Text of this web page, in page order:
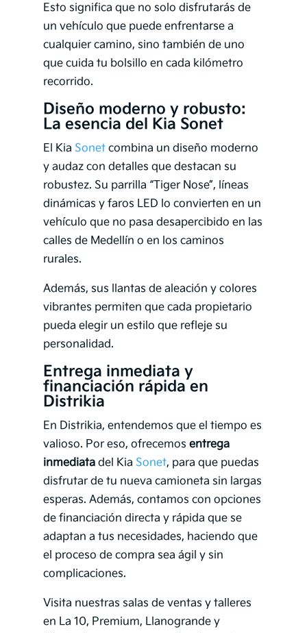
Esto significa que no solo disfrutarás de
un vehículo que puede enfrentarse a
cualquier camino, sino también de uno
que cuida tu bolsillo en cada kilómetro
recorrido.
Diseño moderno y robusto:
La esencia del Kia Sonet
El Kia Sonetcombina un diseño moderno
y audaz con detalles que destacan su
robustez. Su parrilla “Tiger Nose”, líneas
dinámicas y faros LED lo convierten en un
vehículo que no pasa desapercibido en las
calles de Medellín o en los caminos
rurales.
Además, sus llantas de aleación y colores
vibrantes permiten que cada propietario
pueda elegir un estilo que refleje su
personalidad.
Entrega inmediata y
financiación rápida en
Distrikia
En Distrikia, entendemos que el tiempo es
valioso. Por eso, ofrecemos entrega
inmediatadel Kia Sonet, para que puedas
disfrutar de tu nueva camioneta sin largas
esperas. Además, contamos con opciones
de financiación directa y rápida que se
adaptan a tus necesidades, haciendo que
el proceso de compra sea ágil y sin
complicaciones.
Visita nuestras salas de ventas y talleres
en La 10, Premium, Llanogrande y